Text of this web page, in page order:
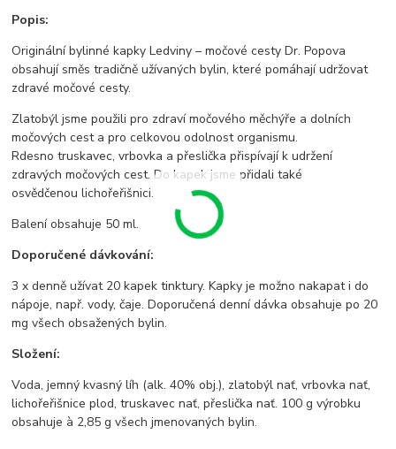
Popis:
Originální bylinné kapky Ledviny – močové cesty Dr. Popova
obsahují směs tradičně užívaných bylin, které pomáhají udržovat
zdravé močové cesty.
Zlatobýl jsme použili pro zdraví močového měchýře a dolních
močových cest a pro celkovou odolnost organismu.
Rdesno truskavec, vrbovka a přeslička přispívají k udržení
zdravých močových cest. Do kapek jsme přidali také
osvědčenou lichořeřišnici.
Balení obsahuje 50 ml.
Doporučené dávkování:
3 x denně užívat 20 kapek tinktury. Kapky je možno nakapat i do
nápoje, např. vody, čaje. Doporučená denní dávka obsahuje po 20
mg všech obsažených bylin.
Složení:
Voda, jemný kvasný líh (alk. 40% obj.), zlatobýl nať, vrbovka nať,
lichořeřišnice plod, truskavec nať, přeslička nať. 100 g výrobku
obsahuje à 2,85 g všech jmenovaných bylin.